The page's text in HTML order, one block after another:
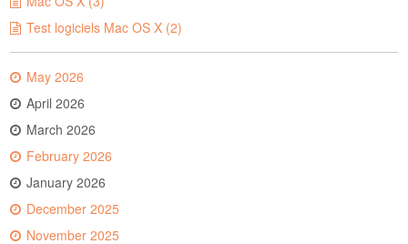
Test logiciels Mac OS X (2)
May 2026
April 2026
March 2026
February 2026
January 2026
December 2025
November 2025